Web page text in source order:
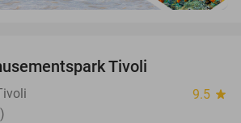
Tivoli
9.5 star